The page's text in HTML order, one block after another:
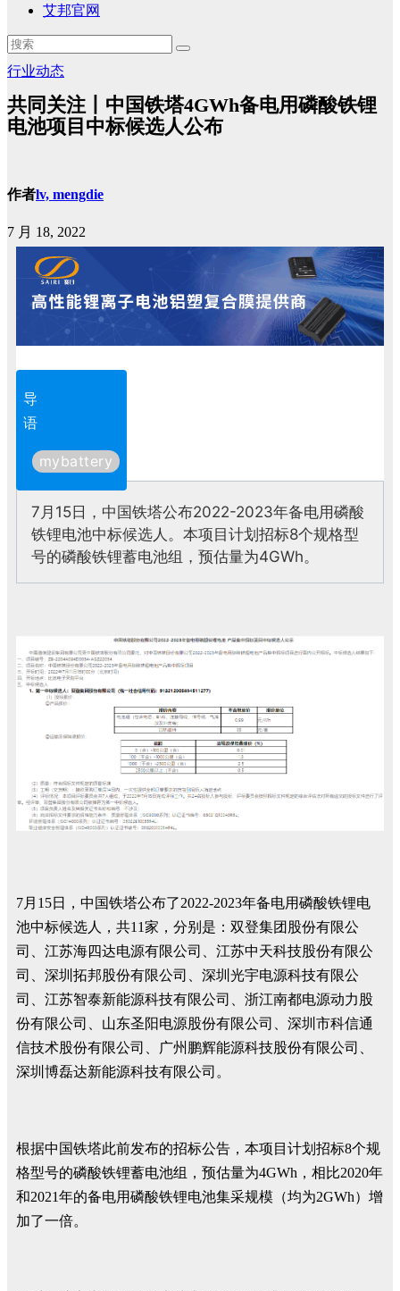
艾邦官网
行业动态
共同关注丨中国铁塔4GWh备电用磷酸铁锂
电池项目中标候选人公布
作者lv, mengdie
7 月 18, 2022
导
语
mybattery
7月15日，中国铁塔公布2022-2023年备电用磷酸
铁锂电池中标候选人。 本项目计划招标8个规格型
号的磷酸铁锂蓄电池组，预估量为4GWh。
7月15日，中国铁塔公布了2022-2023年备电用磷酸铁锂电
池中标候选人，共11家，分别是：双登集团股份有限公
司、江苏海四达电源有限公司、江苏中天科技股份有限公
司、深圳拓邦股份有限公司、深圳光宇电源科技有限公
司、江苏智泰新能源科技有限公司、浙江南都电源动力股
份有限公司、山东圣阳电源股份有限公司、深圳市科信通
信技术股份有限公司、广州鹏辉能源科技股份有限公司、
深圳博磊达新能源科技有限公司。
根据中国铁塔此前发布的招标公告，本项目计划招标8个规
格型号的磷酸铁锂蓄电池组，预估量为4GWh，相比2020年
和2021年的备电用磷酸铁锂电池集采规模（均为2GWh）增
加了一倍。